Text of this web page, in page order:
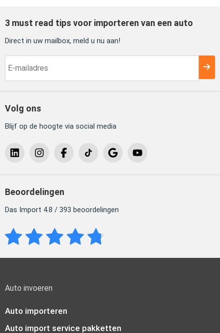
3 must read tips voor importeren van een auto
Direct in uw mailbox, meld u nu aan!
Volg ons
Blijf op de hoogte via social media
Beoordelingen
Das Import 4.8 / 393 beoordelingen
Auto invoeren
Auto importeren
Auto import service pakketten